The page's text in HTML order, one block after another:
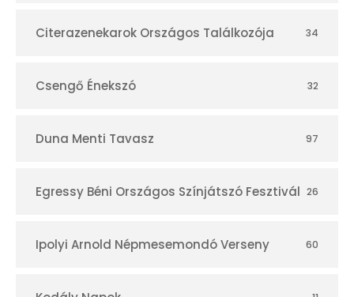
r
Citerazenekarok Országos Találkozója 34
Csengő Énekszó 32
Duna Menti Tavasz 97
Egressy Béni Országos Színjátszó Fesztivál 26
Ipolyi Arnold Népmesemondó Verseny 60